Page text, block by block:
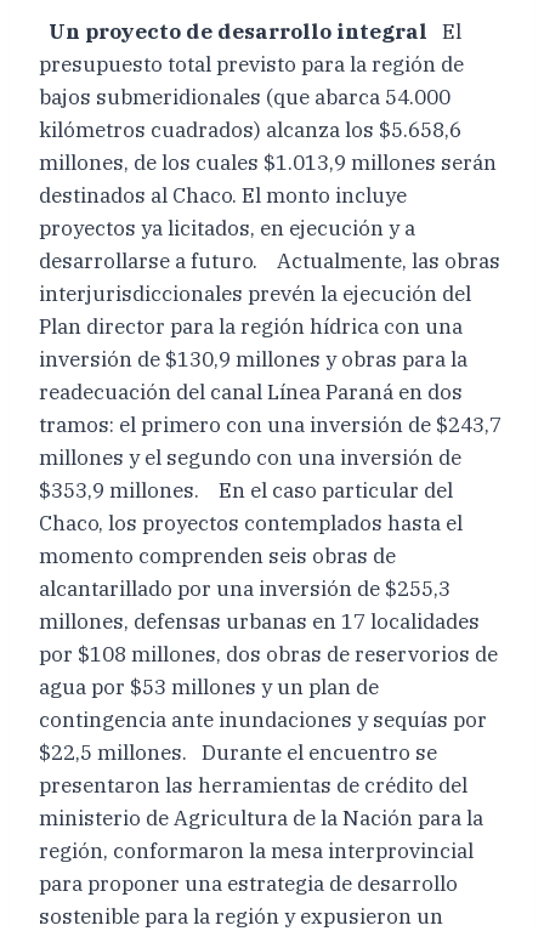
Un proyecto de desarrollo integral El
presupuesto total previsto para la región de
bajos submeridionales (que abarca 54.000
kilómetros cuadrados) alcanza los $5.658,6
millones, de los cuales $1.013,9 millones serán
destinados al Chaco. El monto incluye
proyectos ya licitados, en ejecución y a
desarrollarse a futuro. Actualmente, las obras
interjurisdiccionales prevén la ejecución del
Plan director para la región hídrica con una
inversión de $130,9 millones y obras para la
readecuación del canal Línea Paraná en dos
tramos: el primero con una inversión de $243,7
millones y el segundo con una inversión de
$353,9 millones. En el caso particular del
Chaco, los proyectos contemplados hasta el
momento comprenden seis obras de
alcantarillado por una inversión de $255,3
millones, defensas urbanas en 17 localidades
por $108 millones, dos obras de reservorios de
agua por $53 millones y un plan de
contingencia ante inundaciones y sequías por
$22,5 millones. Durante el encuentro se
presentaron las herramientas de crédito del
ministerio de Agricultura de la Nación para la
región, conformaron la mesa interprovincial
para proponer una estrategia de desarrollo
sostenible para la región y expusieron un